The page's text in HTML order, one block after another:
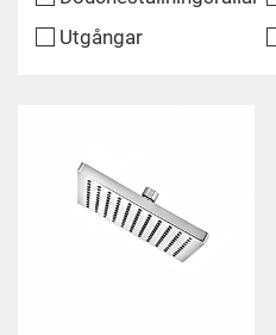
Utgångar